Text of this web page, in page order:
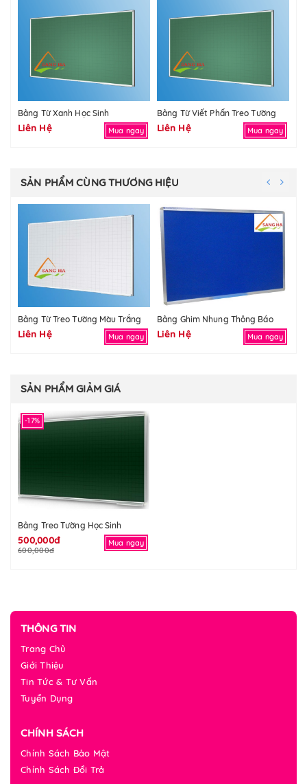
Bảng Từ Xanh Học Sinh
Liên Hệ Mua ngay
Bảng Từ Viết Phấn Treo Tường
Liên Hệ Mua ngay
SẢN PHẨM CÙNG THƯƠNG HIỆU
Bảng Từ Treo Tường Màu Trắng
Liên Hệ Mua ngay
Bảng Ghim Nhung Thông Báo
Liên Hệ Mua ngay
SẢN PHẨM GIẢM GIÁ
-17%
Bảng Treo Tường Học Sinh
500,000đ
600,000đ
Mua ngay
THÔNG TIN
Trang Chủ
Giới Thiệu
Tin Tức & Tư Vấn
Tuyển Dụng
CHÍNH SÁCH
Chính Sách Bảo Mật
Chính Sách Đổi Trả